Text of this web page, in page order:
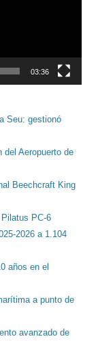
03:36
Seu: gestionó
del Aeropuerto de
Beechcraft King
PC-6
2026 a 1.104
años en el
a punto de
avanzado de